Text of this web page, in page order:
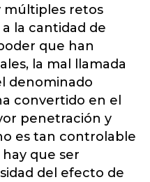
múltiples retos
la cantidad de
que han
la mal llamada
denominado
convertido en el
penetración y
es tan controlable
que ser
del efecto de